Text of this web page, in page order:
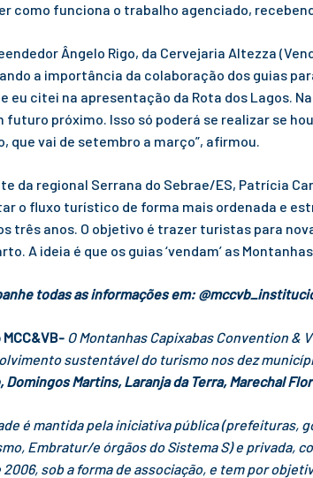
como funciona o trabalho agenciado,
Ângelo Rigo, da Cervejaria Altezza
a importância da colaboração dos guias
eu citei na apresentação da Rota dos Lagos.
futuro próximo. Isso só poderá se realizar se
que vai de setembro a março”, afirmou.
da regional Serrana do Sebrae/ES, Patrícia
o fluxo turístico de forma mais ordenada e
três anos. O objetivo é trazer turistas para
A ideia é que os guias ‘vendam’ as
todas as informações em:
O Montanhas Capixabas Convention &
sustentável do turismo nos dez
Domingos Martins, Laranja da Terra, Marechal
é mantida pela iniciativa pública (prefeituras,
Embratur/e órgãos do Sistema S) e privada,
2006, sob a forma de associação, e tem por